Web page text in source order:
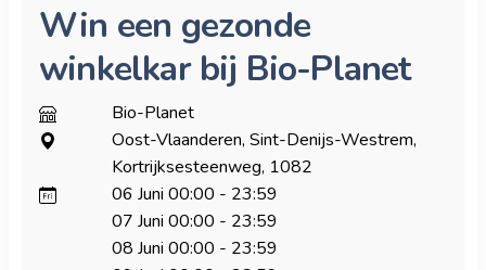
Win een gezonde
winkelkar bij Bio-Planet
Bio-Planet
Oost-Vlaanderen, Sint-Denijs-Westrem,
Kortrijksesteenweg, 1082
06 Juni 00:00 - 23:59
07 Juni 00:00 - 23:59
08 Juni 00:00 - 23:59